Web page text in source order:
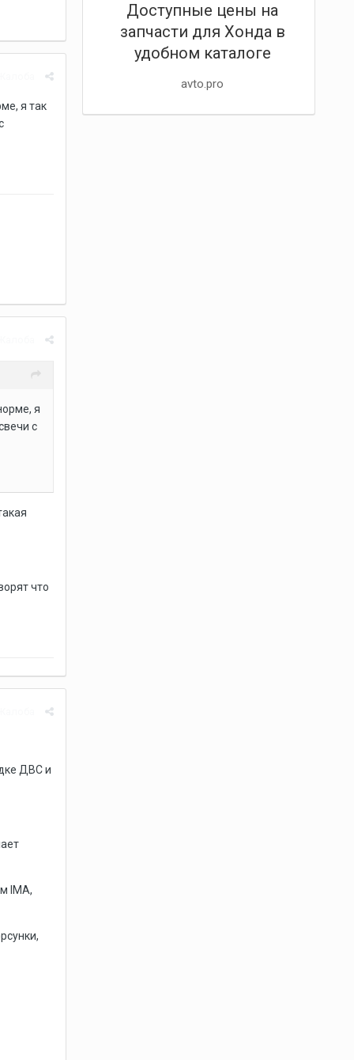
я так
я
с
что
ДВС и
IMA,
Доступные цены на
запчасти для Хонда в
удобном каталоге
avto.pro